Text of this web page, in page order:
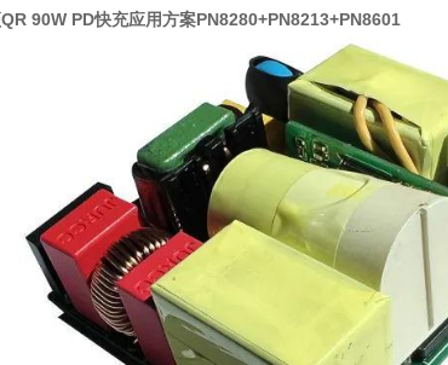
90W PD快充应用方案PN8280+PN8213+PN8601